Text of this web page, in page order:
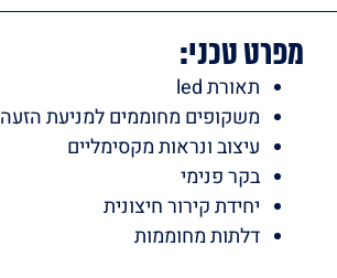
מפרט טכני:
תאורת led
משקופים מחוממים למניעת הזעה
עיצוב ונראות מקסימליים
בקר פנימי
יחידת קירור חיצונית
דלתות מחוממות